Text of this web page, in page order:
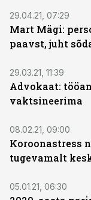
29.04.21, 07:29
Mart Mägi:
paavst, juht
29.03.21, 11:39
Advokaat:
vaktsineerima
08.02.21, 09:00
Koroonastress
tugevamalt
05.01.21, 06:30